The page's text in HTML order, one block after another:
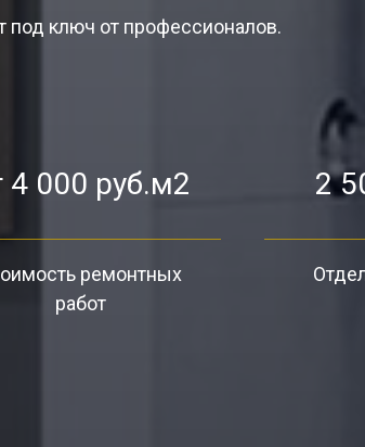
под ключ от профессионалов.
4 000 руб.м2
ремонтных
работ
2